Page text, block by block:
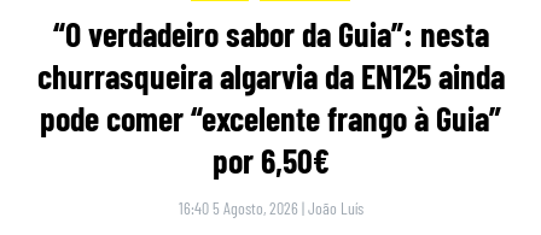
“O verdadeiro sabor da Guia”: nesta
churrasqueira algarvia da EN125 ainda
pode comer “excelente frango à Guia”
por 6,50€
16:40 5 Agosto, 2026 |João Luís